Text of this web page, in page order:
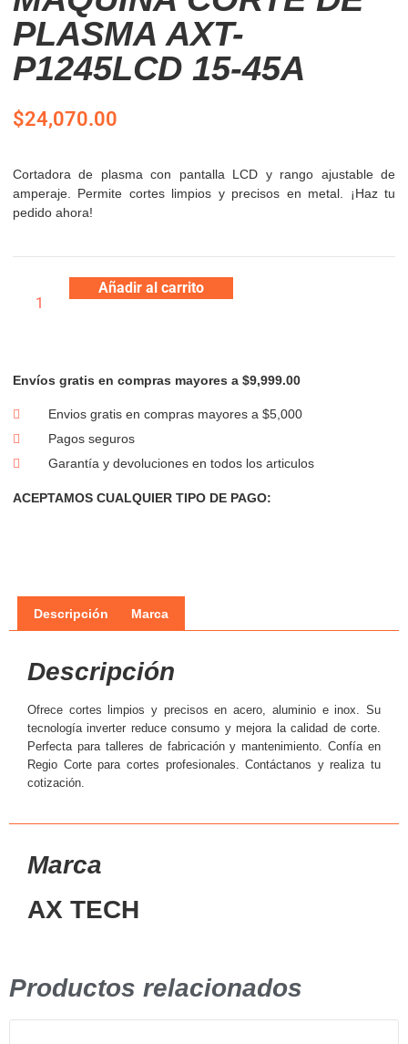
PLASMA AXT-
P1245LCD 15-45A
$24,070.00
Cortadora de plasma con pantalla LCD y rango ajustable de
amperaje. Permite cortes limpios y precisos en metal. ¡Haz tu
pedido ahora!
Añadir al carrito
Envíos gratis en compras mayores a $9,999.00
Envios gratis en compras mayores a $5,000
Pagos seguros
Garantía y devoluciones en todos los articulos
ACEPTAMOS CUALQUIER TIPO DE PAGO:
Descripción Marca
Descripción
Ofrece cortes limpios y precisos en acero, aluminio e inox. Su
tecnología inverter reduce consumo y mejora la calidad de corte.
Perfecta para talleres de fabricación y mantenimiento. Confía en
Regio Corte para cortes profesionales. Contáctanos y realiza tu
cotización.
Marca
AX TECH
Productos relacionados